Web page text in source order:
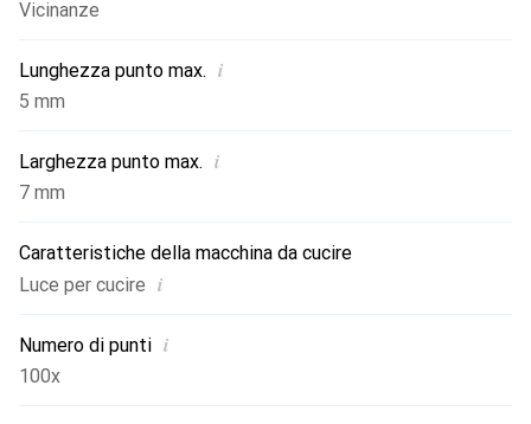
Vicinanze
Lunghezza punto max. i
5 mm
Larghezza punto max. i
7 mm
Caratteristiche della macchina da cucire
Luce per cucire i
Numero di punti i
100x